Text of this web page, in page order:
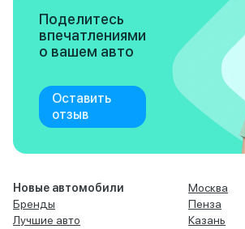
Поделитесь
впечатлениями
о вашем авто
Оставить
отзыв
Новые автомобили
Бренды
Лучшие авто
Москва
Пенза
Казань